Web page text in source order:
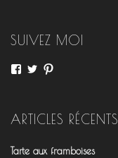
SUIVEZ MOI
Voir
fourchettesflo
sur
Voir
@fourchettesflo
sur
fleurjeanne
sur
ARTICLES RÉCENTS
Tarte aux framboises